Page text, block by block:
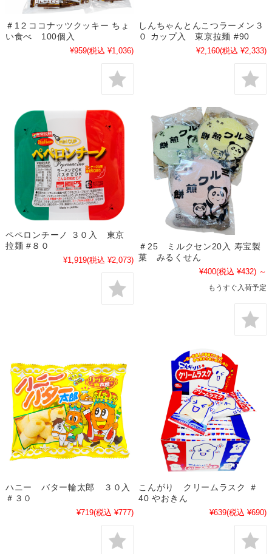
＃1２ココナッツクッキー ちょ
い食べ 100個入
¥959(税込 ¥1,036)
しんちゃんとんこつラーメン３
０ カップ入 東京拉麺 #90
¥2,160(税込 ¥2,333)
ペペロンチーノ ３０入 東京
拉麺 #８０
¥1,919(税込 ¥2,073)
＃25 ミルクセン20入 寿宝製
菓 みるくせん
¥400(税込 ¥432) ～
もうすぐ入荷予定
ハニー バター輪太郎 ３０入
＃３０
¥719(税込 ¥777)
こんがり クリームラスク ＃
40 やおきん
¥639(税込 ¥690)